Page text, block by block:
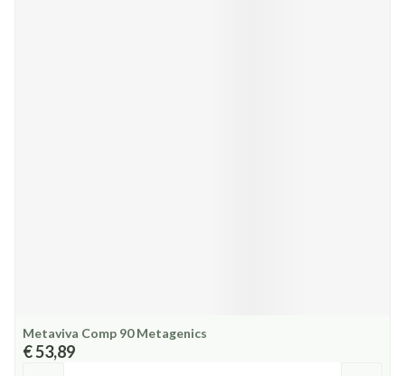
Metaviva Comp 90 Metagenics
€ 53,89